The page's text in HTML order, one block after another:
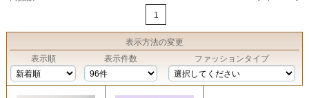
1
表示方法の変更
表示順
表示件数 ファッションタイプ